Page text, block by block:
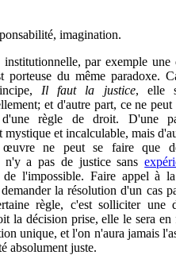
imagination.
par exemple une
porteuse du même paradoxe.
Il faut la justice, elle
et d'autre part, ce ne peut
d'une règle de droit. D'une
mystique et incalculable, mais
ne peut se faire que
n'y a pas de justice sans
l'impossible. Faire appel à
la résolution d'un cas
règle, c'est solliciter une
la décision prise, elle le sera en
unique, et l'on n'aura jamais
absolument juste.